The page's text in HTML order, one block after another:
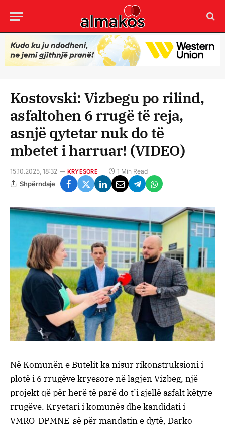
Kostovski: Vizbegu po rilind,
asfaltohen 6 rrugë të reja,
asnjë qytetar nuk do të
mbetet i harruar! (VIDEO)
15.10.2025, 18:32 KRYESORE 1 Min Read
Shpërndaje
Në Komunën e Butelit ka nisur rikonstruksioni i
plotë i 6 rrugëve kryesore në lagjen Vizbeg, një
projekt që për herë të parë do t’i sjellë asfalt këtyre
rrugëve. Kryetari i komunës dhe kandidati i
VMRO-DPMNE-së për mandatin e dytë, Darko